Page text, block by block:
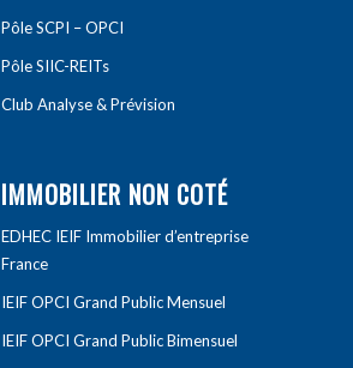
Pôle SCPI – OPCI
Pôle SIIC-REITs
Club Analyse & Prévision
IMMOBILIER NON COTÉ
EDHEC IEIF Immobilier d’entreprise
France
IEIF OPCI Grand Public Mensuel
IEIF OPCI Grand Public Bimensuel